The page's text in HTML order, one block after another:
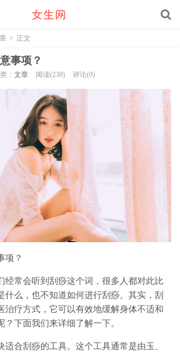
> 正文
事项？
： 文章 阅读(239) 评论(0)
项？
经常会听到刮痧这个词，很多人都对此比
什么，也不知道如何进行刮痧。其实，刮
治疗方式，它可以有效地缓解身体不适和
？下面我们来详细了解一下。
适合刮痧的工具。这个工具通常是由玉、